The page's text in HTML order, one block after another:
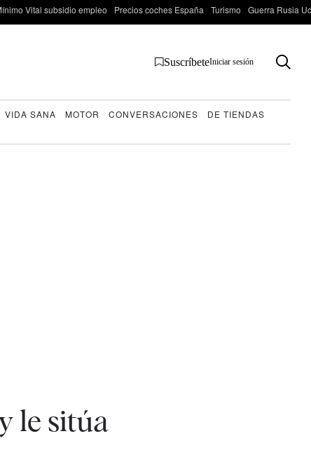
Vital subsidio empleo Precios coches España Turismo Guerra Rusia
SuscríbeteIniciar sesión
VIDA SANA MOTOR CONVERSACIONES
DE TIENDAS
le sitúa